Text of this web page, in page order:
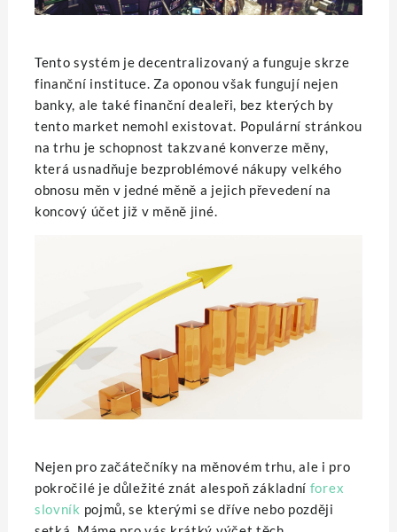
Tento systém je decentralizovaný a funguje skrze
finanční instituce. Za oponou však fungují nejen
banky, ale také finanční dealeři, bez kterých by
tento market nemohl existovat. Populární stránkou
na trhu je schopnost takzvané konverze měny,
která usnadňuje bezproblémové nákupy velkého
obnosu měn v jedné měně a jejich převedení na
koncový účet již v měně jiné.
Nejen pro začátečníky na měnovém trhu, ale i pro
pokročilé je důležité znát alespoň základní forex
slovník pojmů, se kterými se dříve nebo později